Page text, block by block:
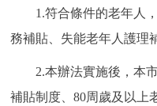
1.符合條件的老年人，
務補貼、失能老年人護理
2.本辦法實施後，本市
補貼制度、80周歲及以上